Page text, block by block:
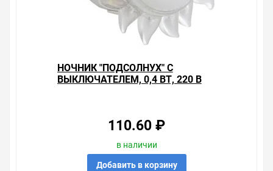
НОЧНИК "ПОДСОЛНУХ" С
ВЫКЛЮЧАТЕЛЕМ, 0,4 ВТ, 220 В
110.60 ₽
в наличии
Добавить в корзину